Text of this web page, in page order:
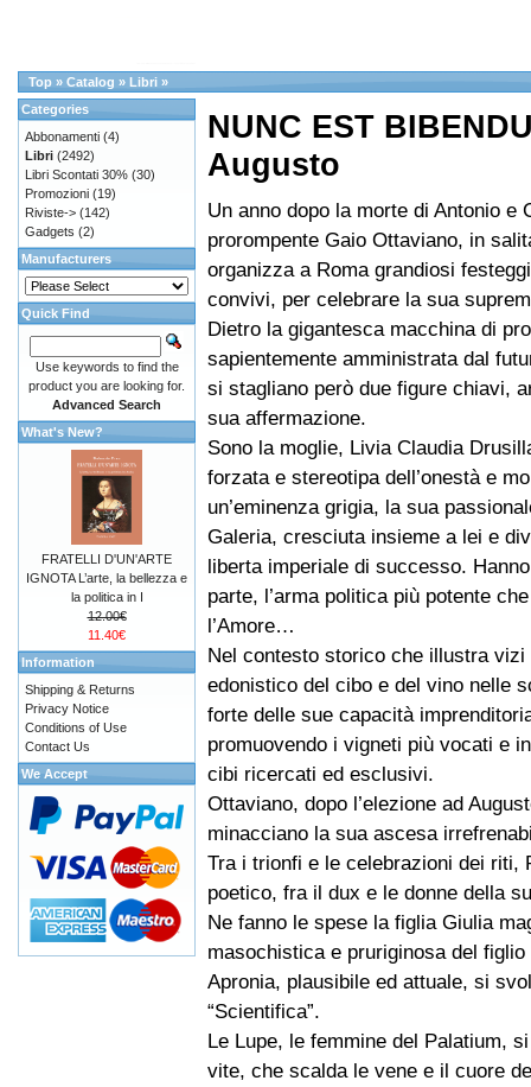
Top » Catalog » Libri »
NUNC EST
Augusto
Un anno dopo la morte di Antonio e
prorompente Gaio Ottaviano, in
organizza a Roma grandiosi
convivi, per celebrare la sua
Dietro la gigantesca macchina di
sapientemente amministrata dal
si stagliano però due figure chiavi,
sua affermazione.
Sono la moglie, Livia Claudia
forzata e stereotipa dell’onestà e
un’eminenza grigia, la sua
Galeria, cresciuta insieme a lei e
liberta imperiale di successo.
parte, l’arma politica più potente
l’Amore…
Nel contesto storico che illustra
edonistico del cibo e del vino nelle
forte delle sue capacità
promuovendo i vigneti più vocati e
cibi ricercati ed esclusivi.
Ottaviano, dopo l’elezione ad
minacciano la sua ascesa
Tra i trionfi e le celebrazioni dei riti,
poetico, fra il dux e le donne della
Ne fanno le spese la figlia Giulia
masochistica e pruriginosa del
Apronia, plausibile ed attuale, si
“Scientifica”.
Le Lupe, le femmine del Palatium,
vite, che scalda le vene e il cuore
Categories
Abbonamenti (4)
Libri (2492)
Libri Scontati 30% (30)
Promozioni (19)
Riviste-> (142)
Gadgets (2)
Manufacturers
Quick Find
Use keywords to find the
product you are looking for.
Advanced Search
What's New?
FRATELLI D'UN'ARTE
IGNOTA L’arte, la bellezza e
la politica in I
12.00€
11.40€
Information
Shipping & Returns
Privacy Notice
Conditions of Use
Contact Us
We Accept